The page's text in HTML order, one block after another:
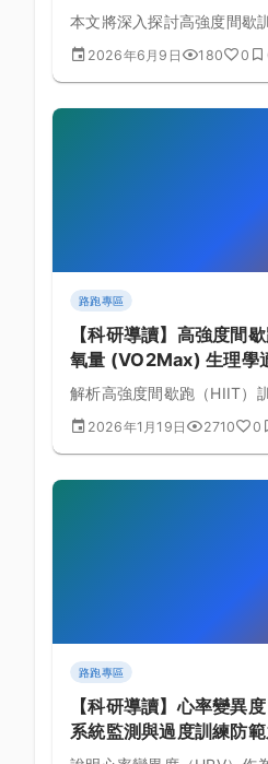
耐力的生理實證與課表
本文將深入探討高強度間歇
制，結合全程馬拉松的生理
搏輸出量與無氧耐力的理論
2026年6月9日 180 0
路跑專區
【科研導讀】高強度間
氧量 (VO2Max) 生理學
顧：臨床醫學與運動表
解析高強度間歇跑（HIIT）
（VO2Max）的生理學適應
計與恢復安排建議。
2026年1月19日 2710 0
路跑專區
【科研導讀】心率變異
系統監測與過度訓練防
運動生理學研究進展 (